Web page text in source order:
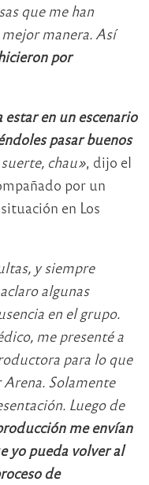
que me han
manera. Así
por
estar en un escenario
pasar buenos
chau», dijo el
por un
en Los
y siempre
algunas
en el grupo.
me presenté a
para lo que
Solamente
Luego de
me envían
yo pueda volver al
de